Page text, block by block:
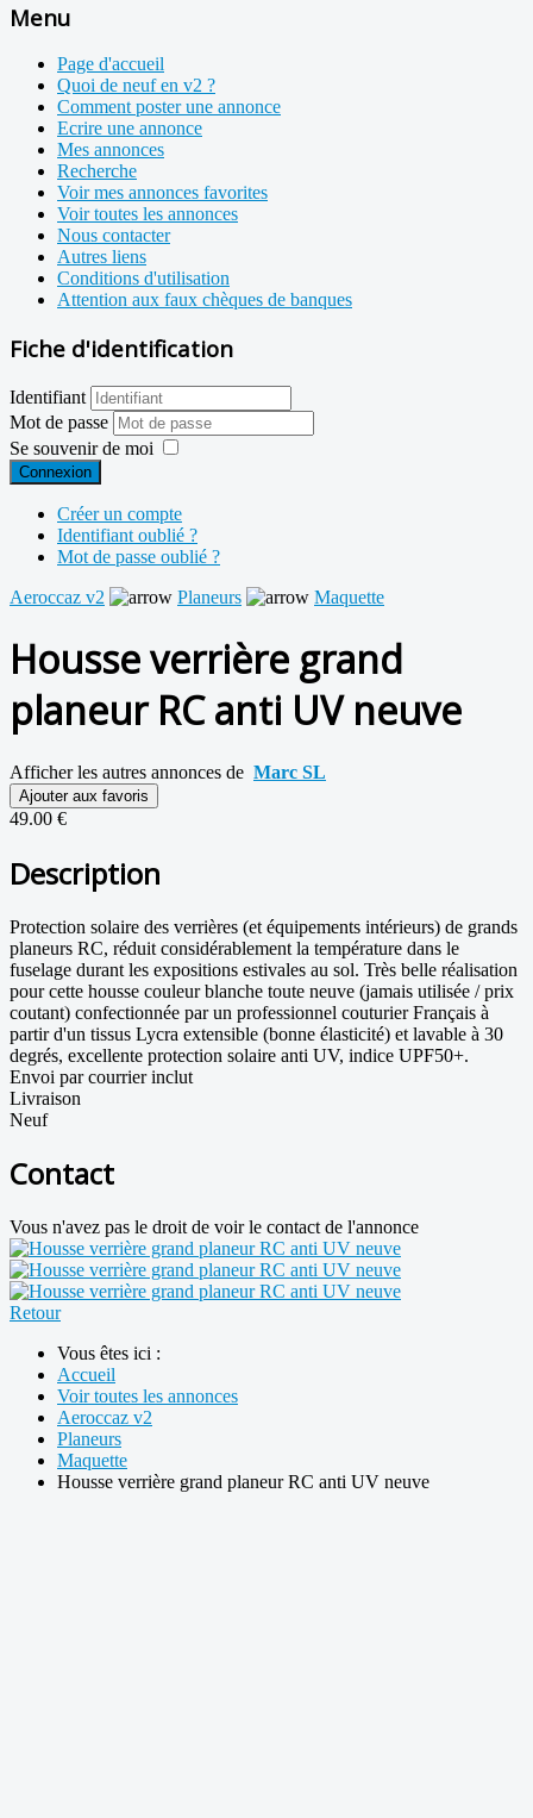
Menu
Page d'accueil
Quoi de neuf en v2 ?
Comment poster une annonce
Ecrire une annonce
Mes annonces
Recherche
Voir mes annonces favorites
Voir toutes les annonces
Nous contacter
Autres liens
Conditions d'utilisation
Attention aux faux chèques de banques
Fiche d'identification
Identifiant
Mot de passe
Se souvenir de moi
Connexion
Créer un compte
Identifiant oublié ?
Mot de passe oublié ?
Aeroccaz v2
Planeurs Maquette
Housse verrière grand
planeur RC anti UV neuve
Afficher les autres annonces de Marc SL
Ajouter aux favoris
49.00 €
Description
Protection solaire des verrières (et équipements intérieurs) de grands
planeurs RC, réduit considérablement la température dans le
fuselage durant les expositions estivales au sol. Très belle réalisation
pour cette housse couleur blanche toute neuve (jamais utilisée / prix
coutant) confectionnée par un professionnel couturier Français à
partir d'un tissus Lycra extensible (bonne élasticité) et lavable à 30
degrés, excellente protection solaire anti UV, indice UPF50+.
Envoi par courrier inclut
Livraison
Neuf
Contact
Vous n'avez pas le droit de voir le contact de l'annonce
Retour
Vous êtes ici :
Accueil
Voir toutes les annonces
Aeroccaz v2
Planeurs
Maquette
Housse verrière grand planeur RC anti UV neuve